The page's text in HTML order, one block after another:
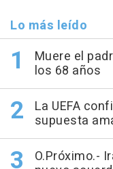
Lo más leído
Muere el
los 68 años
La UEFA
supuesta
O.Próximo.-